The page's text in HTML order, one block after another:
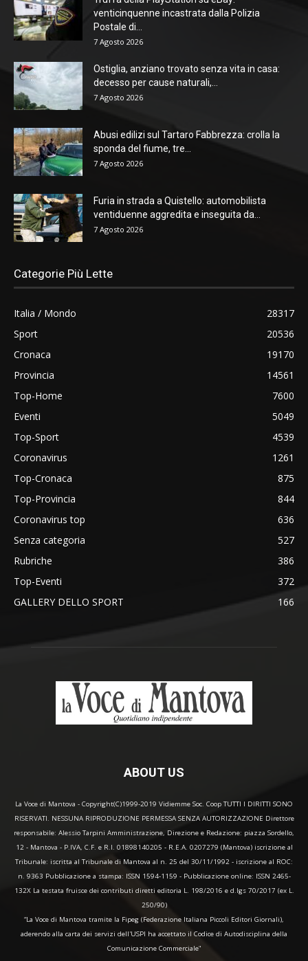
venticinquenne incastrata dalla Polizia
Postale di...
7 Agosto 2026
Ostiglia, anziano trovato senza vita in casa:
decesso per cause naturali,...
7 Agosto 2026
Abusi edilizi sul Tartaro Fabbrezza: crolla la
sponda del fiume, tre...
7 Agosto 2026
Furia in strada a Quistello: automobilista
ventiduenne aggredita e inseguita da...
7 Agosto 2026
Categorie Più Lette
Italia / Mondo
28317
Sport
20536
Cronaca
19170
Provincia
14561
Top-Home
7600
Eventi
5049
Top-Sport
4539
Coronavirus
1261
Top-Cronaca
875
Top-Provincia
844
Coronavirus top
636
Senza categoria
527
Rubriche
386
Top-Eventi
372
GALLERY DELLO SPORT
166
ABOUT US
La Voce di Mantova - Copyright(C)1999-2019 Vidiemme Soc. Coop TUTTI I DIRITTI SONO
RISERVATI. NESSUNA RIPRODUZIONE PERMESSA SENZA AUTORIZZAZIONE Direttore
responsabile: Alessio Tarpini Amministrazione, Direzione e Redazione: piazza Sordello,
12 - Mantova - P.IVA, C.F. e R.I. 01898140205 - R.E.A. 0207279 (Mantova) iscrizione al
Tribunale: iscritta al Tribunale di Mantova al n. 25 del 30/11/1992 - iscrizione al ROC:
n. 9363 Pubblicazione a stampa: ISSN 1594-1159 - Pubblicazione online: ISSN 2465-
132X La testata fruisce dei contributi diretti editoria L. 198/2016 e d.lgs 70/2017 (ex L.
250/90)
“La Voce di Mantova tramite la Fipeg (Federazione Italiana Piccoli Editori Giornali),
aderendo alla carta dei servizi dell'USPI ha accettato il Codice di Autodisciplina della
Comunicazione Commerciale"